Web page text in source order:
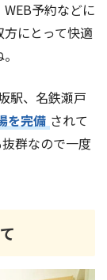
予約などに
にとって快適
駅、名鉄瀬戸
を完備 されて
群なので一度